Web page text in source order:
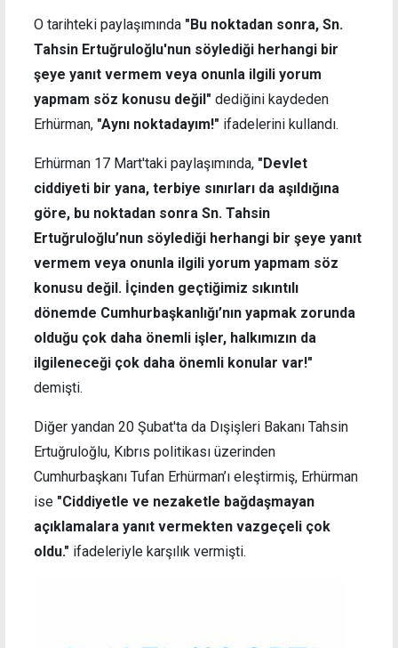
O tarihteki paylaşımında "Bu noktadan sonra, Sn.
Tahsin Ertuğruloğlu'nun söylediği herhangi bir
şeye yanıt vermem veya onunla ilgili yorum
yapmam söz konusu değil" dediğini kaydeden
Erhürman, "Aynı noktadayım!" ifadelerini kullandı.
Erhürman 17 Mart'taki paylaşımında, "Devlet
ciddiyeti bir yana, terbiye sınırları da aşıldığına
göre, bu noktadan sonra Sn. Tahsin
Ertuğruloğlu’nun söylediği herhangi bir şeye yanıt
vermem veya onunla ilgili yorum yapmam söz
konusu değil. İçinden geçtiğimiz sıkıntılı
dönemde Cumhurbaşkanlığı’nın yapmak zorunda
olduğu çok daha önemli işler, halkımızın da
ilgileneceği çok daha önemli konular var!"
demişti.
Diğer yandan 20 Şubat'ta da Dışişleri Bakanı Tahsin
Ertuğruloğlu, Kıbrıs politikası üzerinden
Cumhurbaşkanı Tufan Erhürman’ı eleştirmiş, Erhürman
ise "Ciddiyetle ve nezaketle bağdaşmayan
açıklamalara yanıt vermekten vazgeçeli çok
oldu." ifadeleriyle karşılık vermişti.